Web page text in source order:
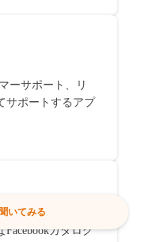
ーサポート、リ
サポートするアプ
Facebookカタログ
いてみる